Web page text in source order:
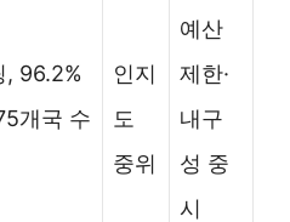
, 96.2%
개국 수
인지
도
중위
예산
제한·
내구
성 중
시